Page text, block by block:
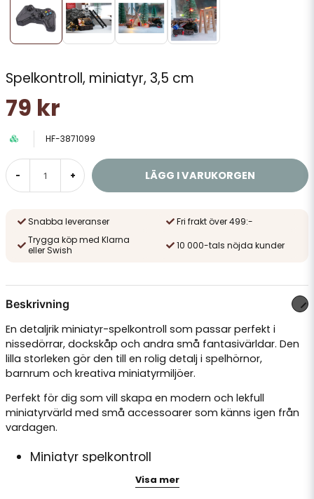
Spelkontroll, miniatyr, 3,5 cm
79 kr
HF-3871099
- + LÄGG I VARUKORGEN
Snabba leveranser
Fri frakt över 499:-
Trygga köp med Klarna
eller Swish
10 000-tals nöjda kunder
Beskrivning
En detaljrik miniatyr-spelkontroll som passar perfekt i
nissedörrar, dockskåp och andra små fantasivärldar. Den
lilla storleken gör den till en rolig detalj i spelhörnor,
barnrum och kreativa miniatyrmiljöer.
Perfekt för dig som vill skapa en modern och lekfull
miniatyrvärld med små accessoarer som känns igen från
vardagen.
Miniatyr spelkontroll
Storlek: ca 3,5 cmVisa mer